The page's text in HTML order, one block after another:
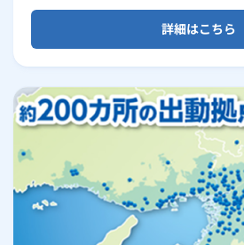
詳細はこちら